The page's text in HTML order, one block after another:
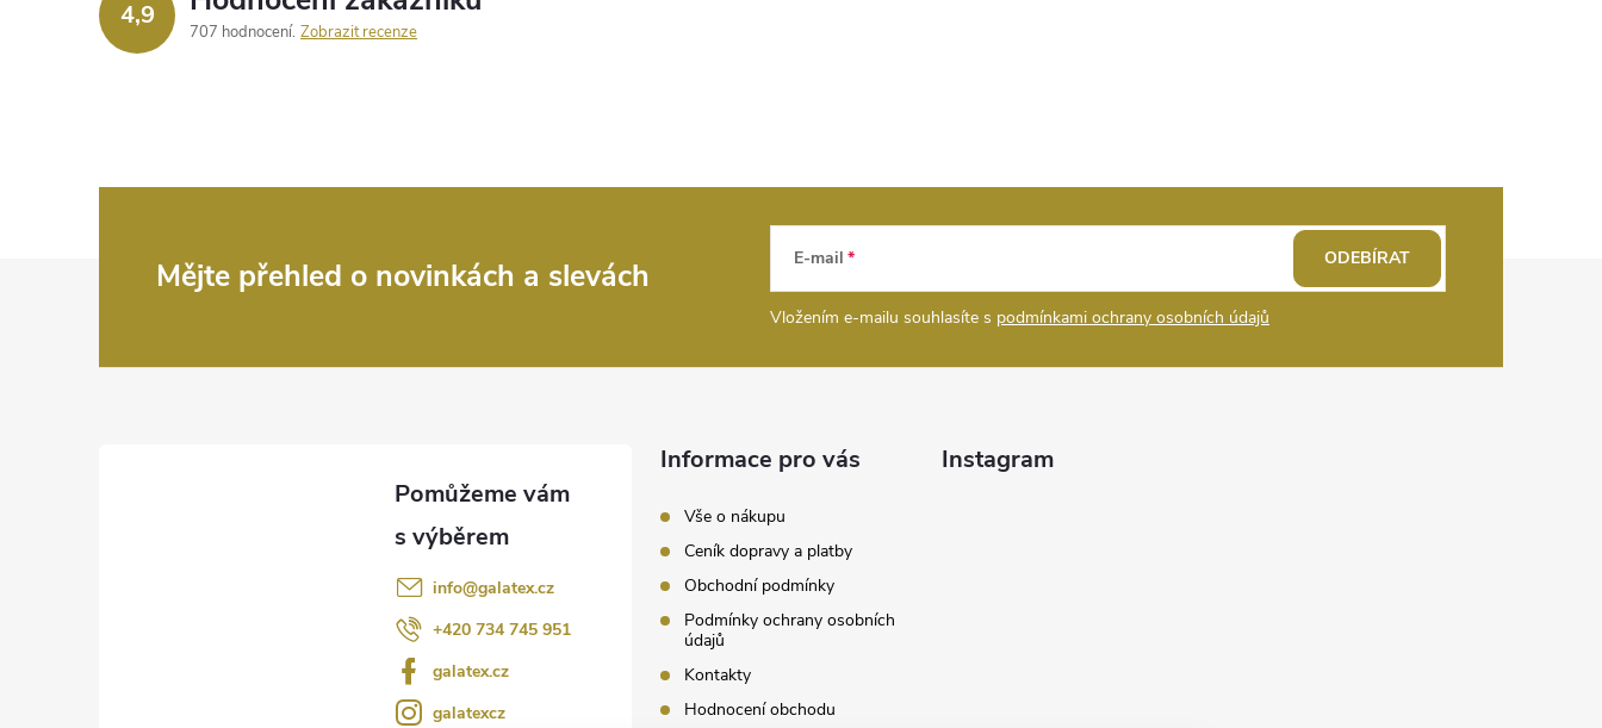
4,9
707 hodnocení Zobrazit recenze
Mějte přehled o novinkách a slevách E-mail
Vložením e-mailu souhlasíte s podmínkami ochrany osobních údajů
ODEBÍRAT
info@galatex.cz
+420 734 745 951
galatex.cz
galatexcz
Informace pro vás
Vše o nákupu
Ceník dopravy a platby
Obchodní podmínky
Podmínky ochrany osobních
údajů
Kontakty
Hodnocení obchodu
Instagram